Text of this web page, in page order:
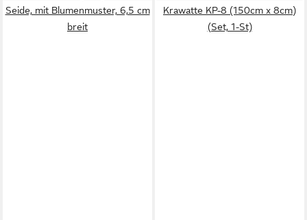
Seide, mit Blumenmuster, 6,5 cm
breit
Krawatte KP-8 (150cm x 8cm)
(Set, 1-St)